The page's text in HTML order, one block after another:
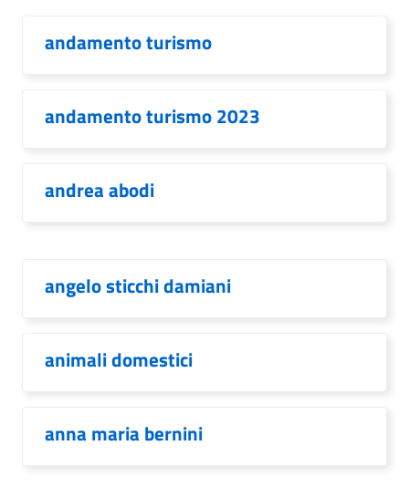
andamento turismo
andamento turismo 2023
andrea abodi
angelo sticchi damiani
animali domestici
anna maria bernini